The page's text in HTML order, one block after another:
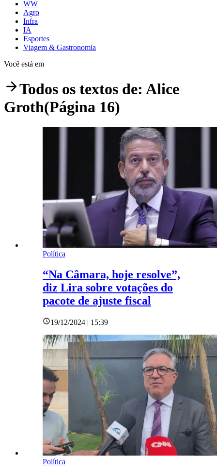
WW
Agro
Infra
IA
Esportes
Viagem & Gastronomia
Você está em
Todos os textos de: Alice
Groth(Página 16)
Política
“Na Câmara, hoje resolve”,
diz Lira sobre votações do
pacote de ajuste fiscal
19/12/2024 | 15:39
Política